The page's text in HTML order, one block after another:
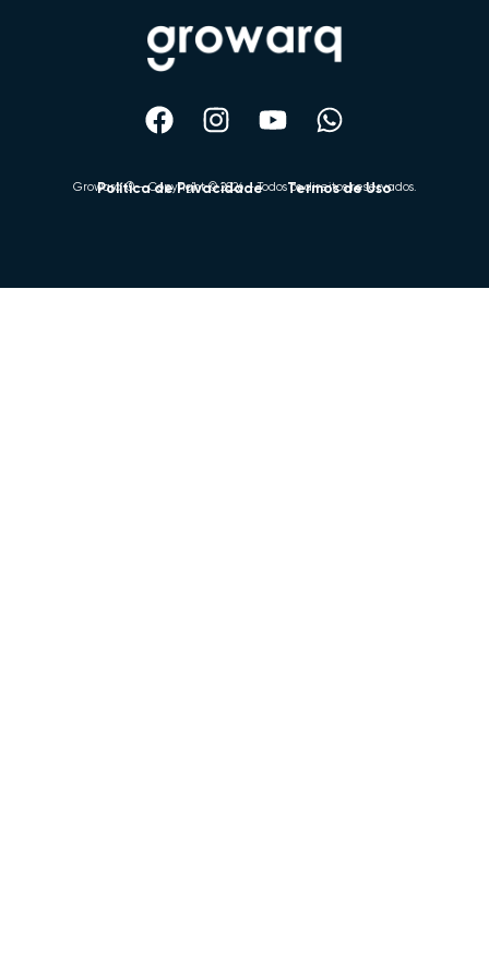
Política de Privacidade Termos de Uso
Growarq ® – Copyright © 2026 – Todos os direitos reservados.